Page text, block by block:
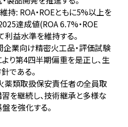
持: ROA・ROEともに5%以上を
達成値(ROA 6.7%・ROE
益水準を維持する。
業向け精密火工品・評価試験
り第4四半期偏重を是正し、生
である。
薬類取扱保安責任者の全員取
を継続し、技術継承と多様な
を強化する。